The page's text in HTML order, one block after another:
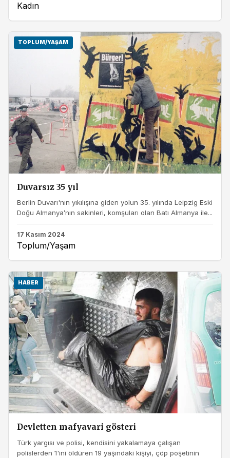
Kadın
TOPLUM/YAŞAM
Duvarsız 35 yıl
Berlin Duvarı'nın yıkılışına giden yolun 35. yılında Leipzig Eski
Doğu Almanya’nın sakinleri, komşuları olan Batı Almanya ile...
17 Kasım 2024
Toplum/Yaşam
HABER
Devletten mafyavari gösteri
Türk yargısı ve polisi, kendisini yakalamaya çalışan
polislerden 1'ini öldüren 19 yaşındaki kişiyi, çöp poşetinin